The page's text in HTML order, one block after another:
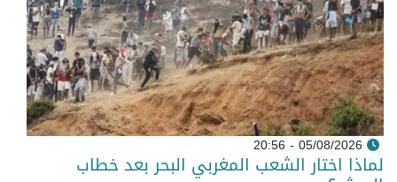
05/08/2026 - 20:56
لماذا اختار الشعب المغربي البحر بعد خطاب